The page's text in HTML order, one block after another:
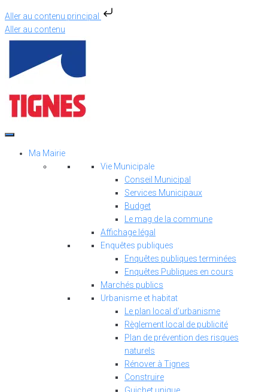
Aller au contenu principal
Aller au contenu
Ma Mairie
Vie Municipale
Conseil Municipal
Services Municipaux
Budget
Le mag de la commune
Affichage légal
Enquêtes publiques
Enquêtes publiques terminées
Enquêtes Publiques en cours
Marchés publics
Urbanisme et habitat
Le plan local d’urbanisme
Règlement local de publicité
Plan de prévention des risques
naturels
Rénover à Tignes
Construire